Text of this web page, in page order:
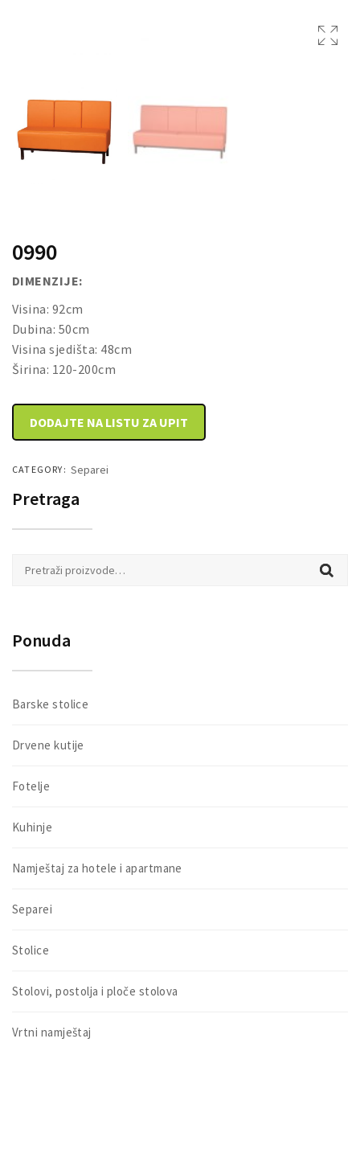
0990
DIMENZIJE:
Visina: 92cm
Dubina: 50cm
Visina sjedišta: 48cm
Širina: 120-200cm
DODAJTE NA LISTU ZA UPIT
CATEGORY: Separei
Pretraga
Pretraži:
Ponuda
Barske stolice
Drvene kutije
Fotelje
Kuhinje
Namještaj za hotele i apartmane
Separei
Stolice
Stolovi, postolja i ploče stolova
Vrtni namještaj